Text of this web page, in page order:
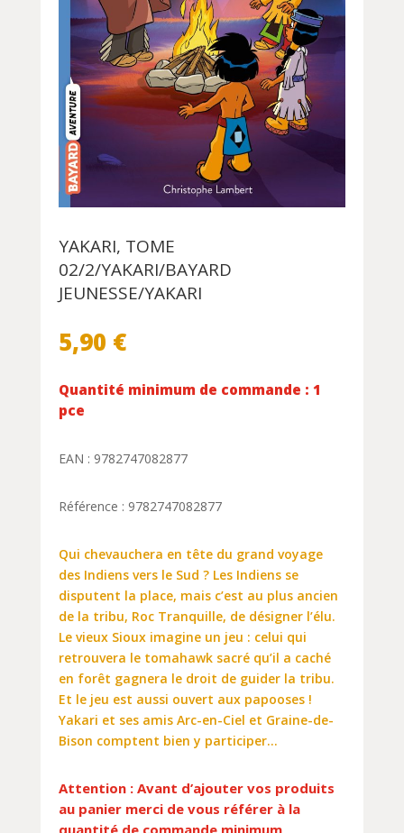
YAKARI, TOME
02/2/YAKARI/BAYARD
JEUNESSE/YAKARI
5,90 €
Quantité minimum de commande : 1
pce
EAN : 9782747082877
Référence : 9782747082877
Qui chevauchera en tête du grand voyage
des Indiens vers le Sud ? Les Indiens se
disputent la place, mais c’est au plus ancien
de la tribu, Roc Tranquille, de désigner l’élu.
Le vieux Sioux imagine un jeu : celui qui
retrouvera le tomahawk sacré qu’il a caché
en forêt gagnera le droit de guider la tribu.
Et le jeu est aussi ouvert aux papooses !
Yakari et ses amis Arc-en-Ciel et Graine-de-
Bison comptent bien y participer…
Attention : Avant d’ajouter vos produits
au panier merci de vous référer à la
quantité de commande minimum